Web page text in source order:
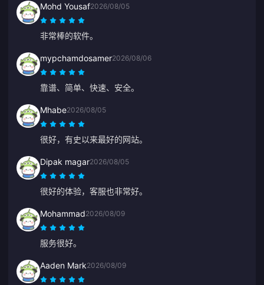
Mohd Yousaf2026/08/05
非常棒的软件。
mypchamdosamer2026/08/06
靠谱、简单、快速、安全。
Mhabe2026/08/05
很好，有史以来最好的网站。
Dipak magar2026/08/05
很好的体验，客服也非常好。
Mohammad2026/08/09
服务很好。
Aaden Mark2026/08/09